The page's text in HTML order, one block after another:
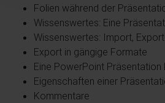
Folien während der
Wissenswertes: Eine
Wissenswertes: Import,
Export in gängige Formate
Eine PowerPoint Präsentation
Eigenschaften einer
Kommentare